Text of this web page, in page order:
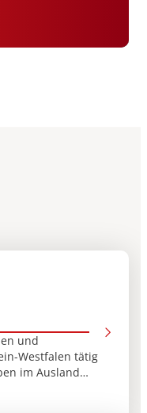
und
Westfalen tätig
im Ausland